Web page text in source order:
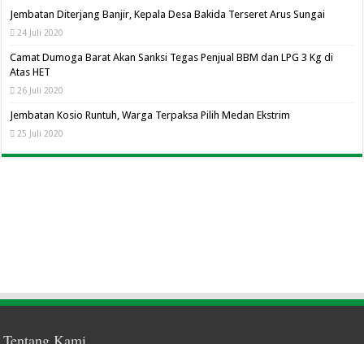
Jembatan Diterjang Banjir, Kepala Desa Bakida Terseret Arus Sungai
24 Juli 2020
Camat Dumoga Barat Akan Sanksi Tegas Penjual BBM dan LPG 3 Kg di
Atas HET
26 Juli 2020
Jembatan Kosio Runtuh, Warga Terpaksa Pilih Medan Ekstrim
25 Juli 2020
Tentang Kami